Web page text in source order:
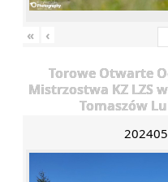
« ‹
Torowe Otwarte
Mistrzostwa KZ LZS
Tomaszów